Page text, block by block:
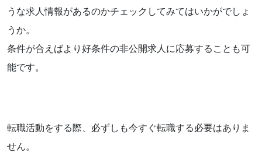
うな求人情報があるのかチェックしてみてはいかがでしょ
うか。
条件が合えばより好条件の非公開求人に応募することも可
能です。
転職活動をする際、必ずしも今すぐ転職する必要はありま
せん。